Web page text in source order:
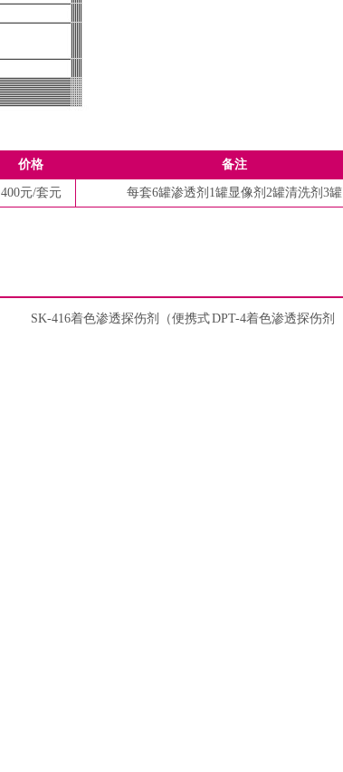
价格 备注
400元/套元 每套6罐渗透剂1罐显像剂2罐清洗剂3罐
SK-416着色渗透探伤剂（便携式DPT-4着色渗透探伤剂